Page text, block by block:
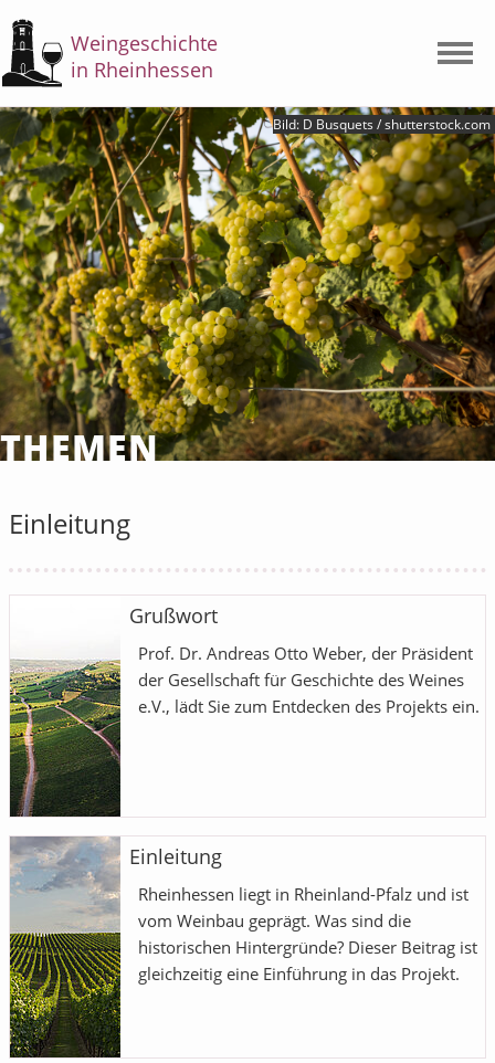
Weingeschichte
in Rheinhessen
Startseite
Themen
Einleitung
Epochen
Arbeitswelt
Wahrnehmung und Qualität
Entwicklungen und Prozesse
Exkurse
Quellensammlung
Bild: D Busquets / shutterstock.com
THEMEN
Einleitung
Grußwort
Prof. Dr. Andreas Otto Weber, der Präsident
der Gesellschaft für Geschichte des Weines
e.V., lädt Sie zum Entdecken des Projekts ein.
Einleitung
Rheinhessen liegt in Rheinland-Pfalz und ist
vom Weinbau geprägt. Was sind die
historischen Hintergründe? Dieser Beitrag ist
gleichzeitig eine Einführung in das Projekt.